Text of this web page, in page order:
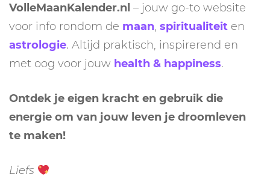
VolleMaanKalender.nl – jouw go-to website
voor info rondom de maan, spiritualiteit en
astrologie. Altijd praktisch, inspirerend en
met oog voor jouw health & happiness.
Ontdek je eigen kracht en gebruik die
energie om van jouw leven je droomleven
te maken!
Liefs